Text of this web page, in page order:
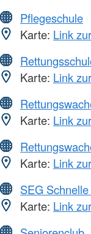
Pflegeschule
Karte: Link
Karte: Link
Karte: Link
Karte: Link
SEG
Karte: Link